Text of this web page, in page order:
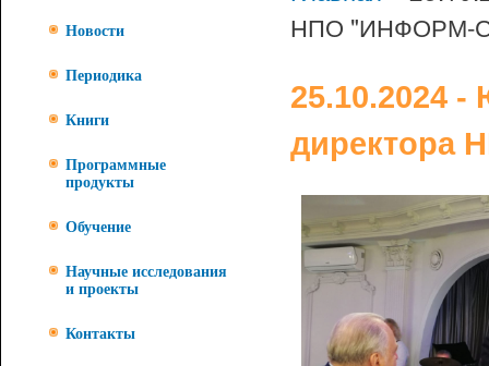
Новости
Периодика
Книги
Программные
продукты
Обучение
Научные исследования
и проекты
Контакты
НПО "ИНФОРМ-
25.10.2024